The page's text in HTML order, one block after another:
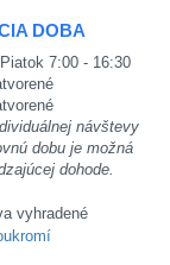
DOBA
7:00 - 16:30
návštevy
dobu je možná
dohode.
vyhradené